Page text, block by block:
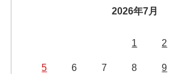
2026年7月
1 2
5 6 7 8 9